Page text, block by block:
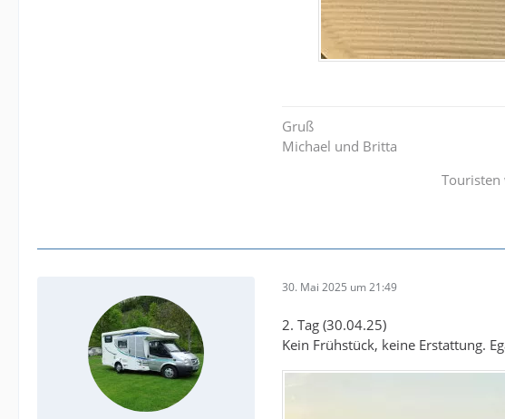
Gruß
Michael und Britta
Touristen
30. Mai 2025 um 21:49
2. Tag (30.04.25)
Kein Frühstück, keine Erstattung.